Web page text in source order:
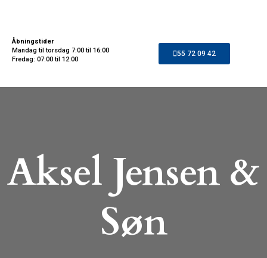
Åbningstider
Mandag til torsdag 7:00 til 16:00
Fredag: 07:00 til 12:00
55 72 09 42
Aksel Jensen &
Søn